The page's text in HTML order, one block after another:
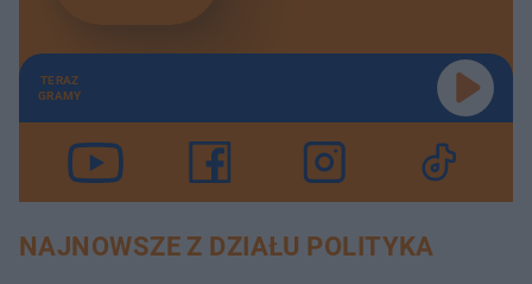
TERAZ
GRAMY
NAJNOWSZE Z DZIAŁU POLITYKA